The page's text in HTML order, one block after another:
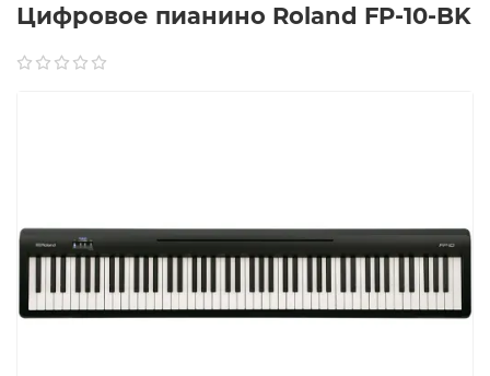
Цифровое пианино Roland FP-10-BK